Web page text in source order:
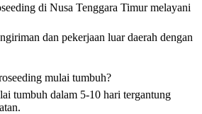
di Nusa Tenggara Timur melayani
dan pekerjaan luar daerah dengan
mulai tumbuh?
tumbuh dalam 5-10 hari tergantung